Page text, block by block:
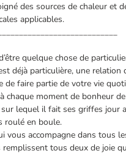
des sources de chaleur et
applicables.
quelque chose de
déjà particulière, une relation
de faire partie de votre vie
chaque moment de bonheur
sur lequel il fait ses griffes
roulé en boule.
vous accompagne dans tous
tous deux de joie